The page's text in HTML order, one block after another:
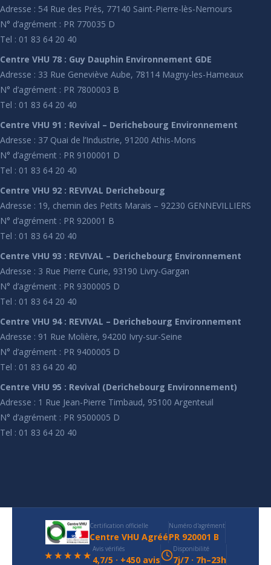
Adresse : 54 Rue des Prés, 77140 Saint-Pierre-lès-Nemours
N° d’agrément : PR 770035 D
Tel : 01 83 64 20 40
Centre VHU 78 : Guy Dauphin Environnement GDE
Adresse : 33 Rue Geneviève Aube, 78114 Magny-les-Hameaux
N° d’agrément : PR 7800003 B
Tel : 01 83 64 20 40
Centre VHU 91 : Revival – Derichebourg Environnement
Adresse : 37 Quai de l’Industrie, 91200 Athis-Mons
N° d’agrément : PR 9100001 D
Tel : 01 83 64 20 40
Centre VHU 92 : REVIVAL Derichebourg
Adresse : 19, chemin des Petits Marais – 92230 GENNEVILLIERS
N° d’agrément : PR 920001 B
Tel : 01 83 64 20 40
Centre VHU 93 : REVIVAL – Derichebourg Environnement
Adresse : 3 Rue Pierre Curie, 93190 Livry-Gargan
N° d’agrément : PR 9300005 D
Tel : 01 83 64 20 40
Centre VHU 94 : REVIVAL – Derichebourg Environnement
Adresse : 91 Rue Molière, 94200 Ivry-sur-Seine
N° d’agrément : PR 9400005 D
Tel : 01 83 64 20 40
Centre VHU 95 : Revival (Derichebourg Environnement)
Adresse : 1 Rue Jean-Pierre Timbaud, 95100 Argenteuil
N° d’agrément : PR 9500005 D
Tel : 01 83 64 20 40
Certification officielle
Centre VHU Agréé
Numéro d'agrément
PR 920001 B
★★★★★ Avis vérifiés
4,7/5 · +450 avis
Disponibilité
7j/7 · 7h–23h